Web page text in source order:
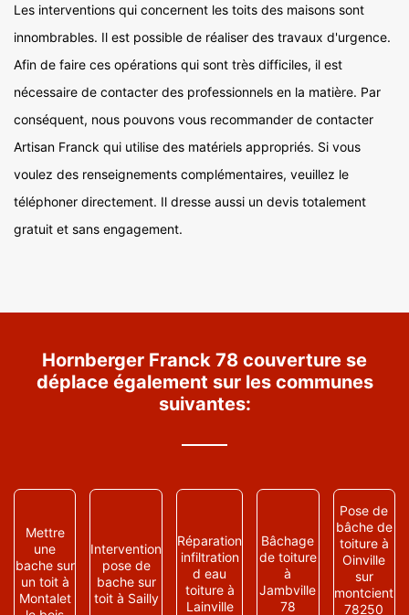
Les interventions qui concernent les toits des maisons sont
innombrables. Il est possible de réaliser des travaux d'urgence.
Afin de faire ces opérations qui sont très difficiles, il est
nécessaire de contacter des professionnels en la matière. Par
conséquent, nous pouvons vous recommander de contacter
Artisan Franck qui utilise des matériels appropriés. Si vous
voulez des renseignements complémentaires, veuillez le
téléphoner directement. Il dresse aussi un devis totalement
gratuit et sans engagement.
Hornberger Franck 78 couverture se
déplace également sur les communes
suivantes:
Mettre
une
bache sur
un toit à
Montalet
Intervention
pose de
bache sur
toit à Sailly
Réparation
infiltration
d eau
toiture à
Lainville
Bâchage
de toiture
à
Jambville
78
Pose de
bâche de
toiture à
Oinville
sur
montcient
78250